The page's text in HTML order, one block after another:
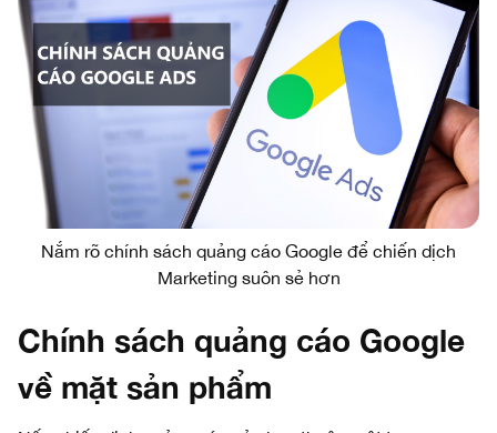
Nắm rõ chính sách quảng cáo Google để chiến dịch
Marketing suôn sẻ hơn
Chính sách quảng cáo Google
về mặt sản phẩm